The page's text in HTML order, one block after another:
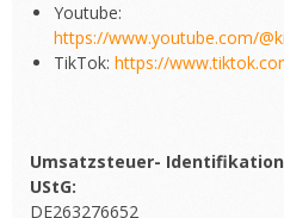
Youtube:
https://www.youtube.com/
TikTok: https://
Umsatzsteuer-
UStG:
DE263276652